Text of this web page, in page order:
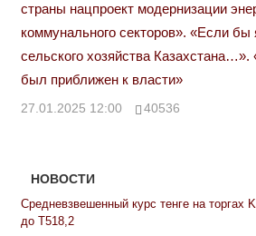
страны нацпроект модернизации
коммунального секторов». «Если бы
сельского хозяйства
был приближен к власти»
27.01.2025 12:00 40536
НОВОСТИ
Средневзвешенный курс тенге на торгах
до Т518,2